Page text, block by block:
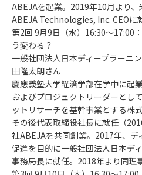
ABEJAを起業。2019年10月より
ABEJA Technologies, Inc. CEOに
第2回 9月9日（水）16:30～17:00
う変わる？
一般社団法人日本ディープラーニ
田隆太朗さん
慶應義塾大学経済学部在学中に起
およびプロジェクトリーダーとし
ットリサーチを基幹事業とする株
その後代表取締役社長に就任（
社ABEJAを共同創業。2017年、デ
促進を目的に一般社団法人日本デ
事務局長に就任。2018年より同理